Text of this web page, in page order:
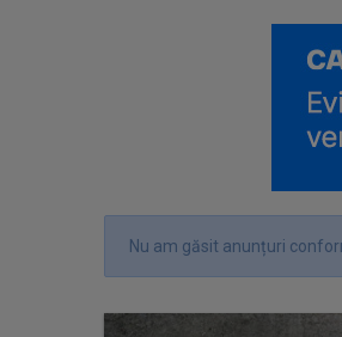
Nu am găsit anunțuri